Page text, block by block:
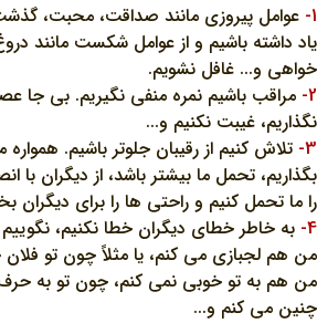
1- عوامل پيروزي مانند صداقت، محبت،
ياد داشته باشيم و از عوامل شکست مانند
خواهي و... غافل نشويم.
2- مراقب باشيم نمره منفي نگيريم. بي جا
نگذاريم، غيبت نکنيم و...
3- تلاش کنيم از رقيبان جلوتر باشيم.
بگذاريم، تحمل ما بيشتر باشد، از ديگران با
را ما تحمل کنيم و راحتي ها را براي ديگران
4- به خاطر خطاي ديگران خطا نکنيم،
من هم لجبازي مي کنم، يا مثلاً چون تو فلان
من هم به تو خوبي نمي کنم، چون تو به
چنين مي کنم و...